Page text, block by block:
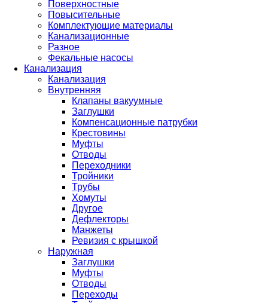
Поверхностные
Повысительные
Комплектующие материалы
Канализационные
Разное
Фекальные насосы
Канализация
Канализация
Внутренняя
Клапаны вакуумные
Заглушки
Компенсационные патрубки
Крестовины
Муфты
Отводы
Переходники
Тройники
Трубы
Хомуты
Другое
Дефлекторы
Манжеты
Ревизия с крышкой
Наружная
Заглушки
Муфты
Отводы
Переходы